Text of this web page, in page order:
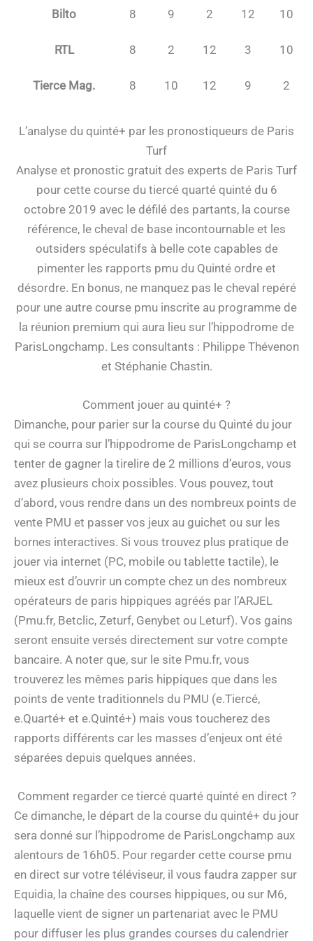
Bilto 8 9 2 12 10
RTL 8 2 12 3 10
Tierce Mag. 8 10 12 9 2
L’analyse du quinté+ par les pronostiqueurs de Paris
Turf
Analyse et pronostic gratuit des experts de Paris Turf
pour cette course du tiercé quarté quinté du 6
octobre 2019 avec le défilé des partants, la course
référence, le cheval de base incontournable et les
outsiders spéculatifs à belle cote capables de
pimenter les rapports pmu du Quinté ordre et
désordre. En bonus, ne manquez pas le cheval repéré
pour une autre course pmu inscrite au programme de
la réunion premium qui aura lieu sur l’hippodrome de
ParisLongchamp. Les consultants : Philippe Thévenon
et Stéphanie Chastin.
Comment jouer au quinté+ ?
Dimanche, pour parier sur la course du Quinté du jour
qui se courra sur l’hippodrome de ParisLongchamp et
tenter de gagner la tirelire de 2 millions d’euros, vous
avez plusieurs choix possibles. Vous pouvez, tout
d’abord, vous rendre dans un des nombreux points de
vente PMU et passer vos jeux au guichet ou sur les
bornes interactives. Si vous trouvez plus pratique de
jouer via internet (PC, mobile ou tablette tactile), le
mieux est d’ouvrir un compte chez un des nombreux
opérateurs de paris hippiques agréés par l’ARJEL
(Pmu.fr, Betclic, Zeturf, Genybet ou Leturf). Vos gains
seront ensuite versés directement sur votre compte
bancaire. A noter que, sur le site Pmu.fr, vous
trouverez les mêmes paris hippiques que dans les
points de vente traditionnels du PMU (e.Tiercé,
e.Quarté+ et e.Quinté+) mais vous toucherez des
rapports différents car les masses d’enjeux ont été
séparées depuis quelques années.
Comment regarder ce tiercé quarté quinté en direct ?
Ce dimanche, le départ de la course du quinté+ du jour
sera donné sur l’hippodrome de ParisLongchamp aux
alentours de 16h05. Pour regarder cette course pmu
en direct sur votre téléviseur, il vous faudra zapper sur
Equidia, la chaîne des courses hippiques, ou sur M6,
laquelle vient de signer un partenariat avec le PMU
pour diffuser les plus grandes courses du calendrier